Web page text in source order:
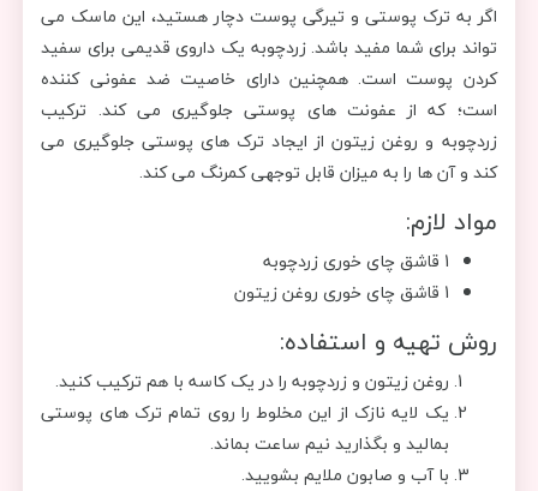
اگر به ترک پوستی و تیرگی پوست دچار هستید، این ماسک می
تواند برای شما مفید باشد. زردچوبه یک داروی قدیمی برای سفید
کردن پوست است. همچنین دارای خاصیت ضد عفونی کننده
است؛ که از عفونت های پوستی جلوگیری می کند. ترکیب
زردچوبه و روغن زیتون از ایجاد ترک های پوستی جلوگیری می
کند و آن ها را به میزان قابل توجهی کمرنگ می کند.
مواد لازم:
1 قاشق چای خوری زردچوبه
1 قاشق چای خوری روغن زیتون
روش تهیه و استفاده:
روغن زیتون و زردچوبه را در یک کاسه با هم ترکیب کنید.
یک لایه نازک از این مخلوط را روی تمام ترک های پوستی
بمالید و بگذارید نیم ساعت بماند.
با آب و صابون ملایم بشویید.